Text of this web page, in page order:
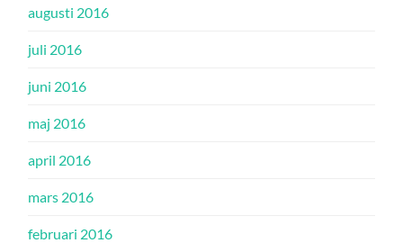
augusti 2016
juli 2016
juni 2016
maj 2016
april 2016
mars 2016
februari 2016